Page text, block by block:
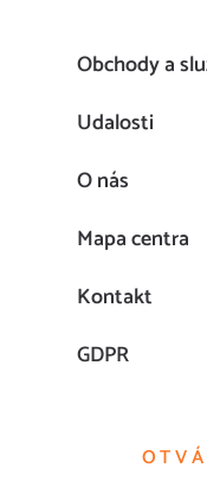
Obchody a
Udalosti
O nás
Mapa centra
Kontakt
GDPR